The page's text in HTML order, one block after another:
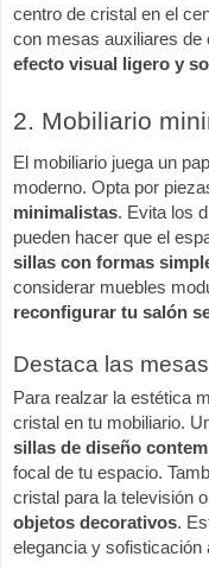
centro de cristal en el
con mesas auxiliares de
efecto visual ligero y
2. Mobiliario
El mobiliario juega un
moderno. Opta por
minimalistas. Evita los
pueden hacer que el
sillas con formas
considerar muebles
reconfigurar tu salón
Destaca las
Para realzar la estética
cristal en tu mobiliario.
sillas de diseño
focal de tu espacio.
cristal para la televisión o
objetos decorativos.
elegancia y sofisticación